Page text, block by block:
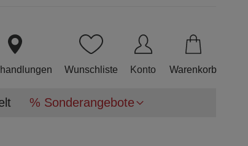
Wunschliste Konto Warenkorb
% Sonderangebote